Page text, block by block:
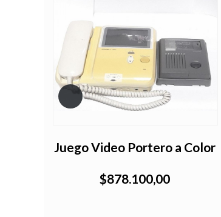
Juego Video Portero a Color
$878.100,00